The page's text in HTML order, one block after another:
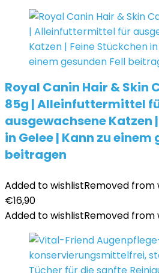
Royal Canin Hair & Skin
85g | Alleinfuttermittel
ausgewachsene Katzen
in Gelee | Kann zu einem
beitragen
Added to wishlistRemoved from
€16,90
Added to wishlistRemoved from